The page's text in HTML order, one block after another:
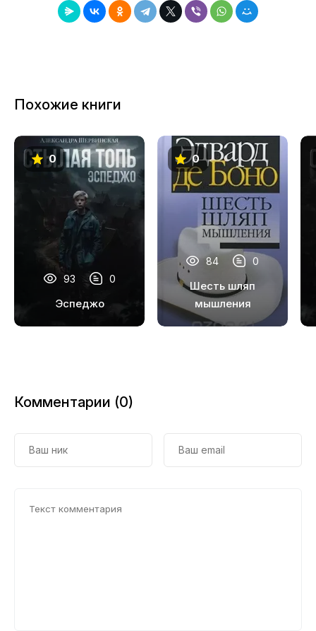
12
13
Похожие книги
0
93 0
Эспеджо
0
84 0
Шесть шляп
мышления
Комментарии (0)